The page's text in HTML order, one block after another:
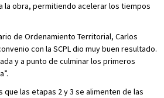
la obra, permitiendo acelerar los tiempos
de Ordenamiento Territorial, Carlos
con la SCPL dio muy buen resultado.
y a punto de culminar los primeros
que las etapas 2 y 3 se alimenten de las